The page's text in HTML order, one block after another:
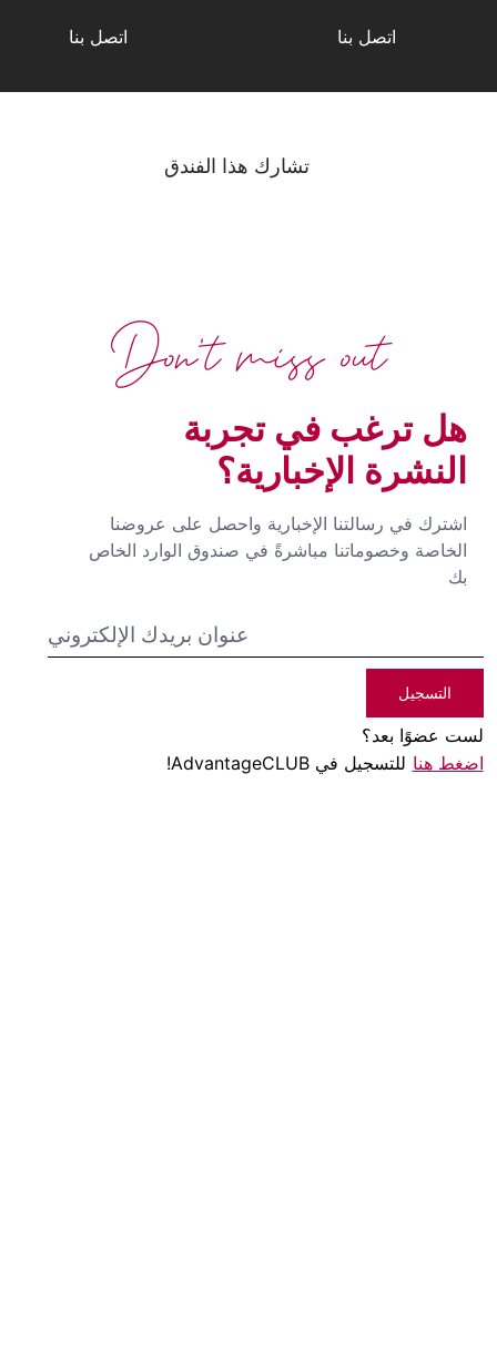
اتصل بنا اتصل بنا
تشارك هذا الفندق
هل ترغب في تجربة
النشرة الإخبارية؟
اشترك في رسالتنا الإخبارية واحصل على عروضنا
الخاصة وخصوماتنا مباشرةً في صندوق الوارد الخاص
بك
التسجيل
لست عضوًا بعد؟
اضغط هنا للتسجيل في AdvantageCLUB!
Don't miss out